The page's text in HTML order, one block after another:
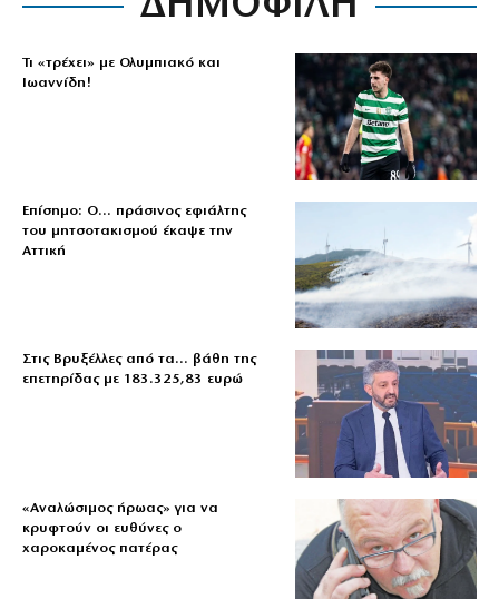
Τι «τρέχει» με Ολυμπιακό και
Ιωαννίδη!
Επίσημο: Ο… πράσινος εφιάλτης
του μητσοτακισμού έκαψε την
Αττική
Στις Βρυξέλλες από τα… βάθη της
επετηρίδας με 183.325,83 ευρώ
«Aναλώσιμος ήρωας» για να
κρυφτούν οι ευθύνες ο
χαροκαμένος πατέρας